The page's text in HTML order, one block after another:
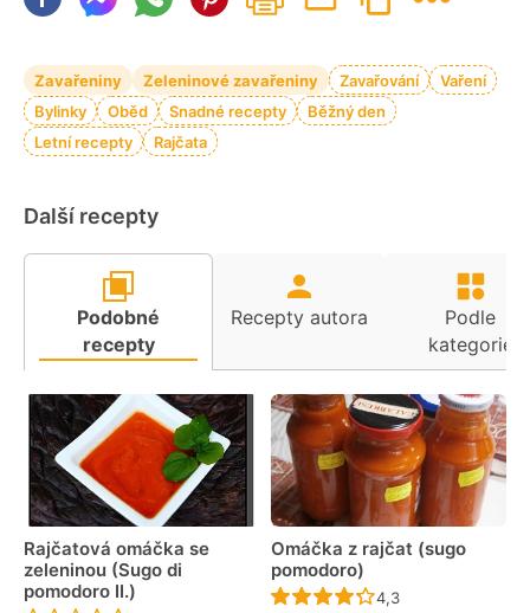
Zavařeniny Zeleninové zavařeniny Zavařování
Vaření
Bylinky
Oběd Snadné recepty
Běžný den
Letní recepty
Rajčata
Další recepty
Podobné
recepty
Recepty autora
Podle
kategorie
Rajčatová omáčka se
zeleninou (Sugo di
pomodoro II.)
Omáčka z rajčat (sugo
pomodoro)
Recept ještě nebyl
4,3